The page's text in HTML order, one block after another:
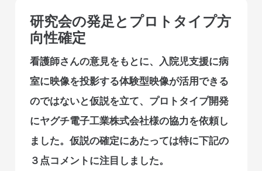
研究会の発足とプロトタイプ方
向性確定
看護師さんの意見をもとに、入院児支援に病
室に映像を投影する体験型映像が活用できる
のではないと仮説を立て、プロトタイプ開発
にヤグチ電子工業株式会社様の協力を依頼し
ました。仮説の確定にあたっては特に下記の
３点コメントに注目しました。